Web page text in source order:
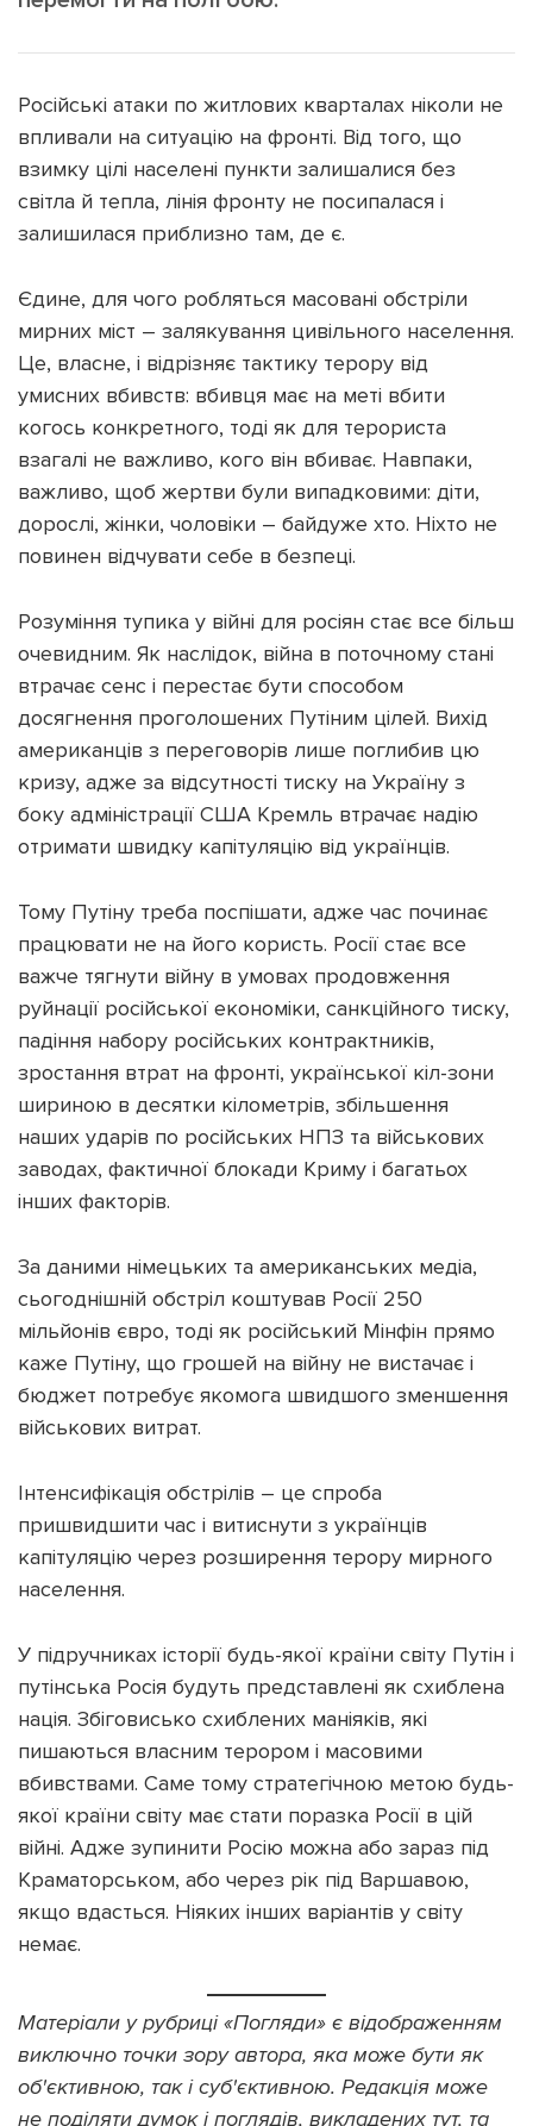
Підтримати dyvys.info
Російські атаки по житлових кварталах ніколи не
впливали на ситуацію на фронті. Від того, що
взимку цілі населені пункти залишалися без
світла й тепла, лінія фронту не посипалася і
залишилася приблизно там, де є.
Єдине, для чого робляться масовані обстріли
мирних міст – залякування цивільного населення.
Це, власне, і відрізняє тактику терору від
умисних вбивств: вбивця має на меті вбити
когось конкретного, тоді як для терориста
взагалі не важливо, кого він вбиває. Навпаки,
важливо, щоб жертви були випадковими: діти,
дорослі, жінки, чоловіки – байдуже хто. Ніхто не
повинен відчувати себе в безпеці.
Розуміння тупика у війні для росіян стає все більш
очевидним. Як наслідок, війна в поточному стані
втрачає сенс і перестає бути способом
досягнення проголошених Путіним цілей. Вихід
американців з переговорів лише поглибив цю
кризу, адже за відсутності тиску на Україну з
боку адміністрації США Кремль втрачає надію
отримати швидку капітуляцію від українців.
Тому Путіну треба поспішати, адже час починає
працювати не на його користь. Росії стає все
важче тягнути війну в умовах продовження
руйнації російської економіки, санкційного тиску,
падіння набору російських контрактників,
зростання втрат на фронті, української кіл-зони
шириною в десятки кілометрів, збільшення
наших ударів по російських НПЗ та військових
заводах, фактичної блокади Криму і багатьох
інших факторів.
За даними німецьких та американських медіа,
сьогоднішній обстріл коштував Росії 250
мільйонів євро, тоді як російський Мінфін прямо
каже Путіну, що грошей на війну не вистачає і
бюджет потребує якомога швидшого зменшення
військових витрат.
Інтенсифікація обстрілів – це спроба
пришвидшити час і витиснути з українців
капітуляцію через розширення терору мирного
населення.
У підручниках історії будь-якої країни світу Путін і
путінська Росія будуть представлені як схиблена
нація. Збіговисько схиблених маніяків, які
пишаються власним терором і масовими
вбивствами. Саме тому стратегічною метою будь-
якої країни світу має стати поразка Росії в цій
війні. Адже зупинити Росію можна або зараз під
Краматорськом, або через рік під Варшавою,
якщо вдасться. Ніяких інших варіантів у світу
немає.
Матеріали у рубриці «Погляди» є відображенням
виключно точки зору автора, яка може бути як
об'єктивною, так і суб'єктивною. Редакція може
не поділяти думок і поглядів, викладених тут, та